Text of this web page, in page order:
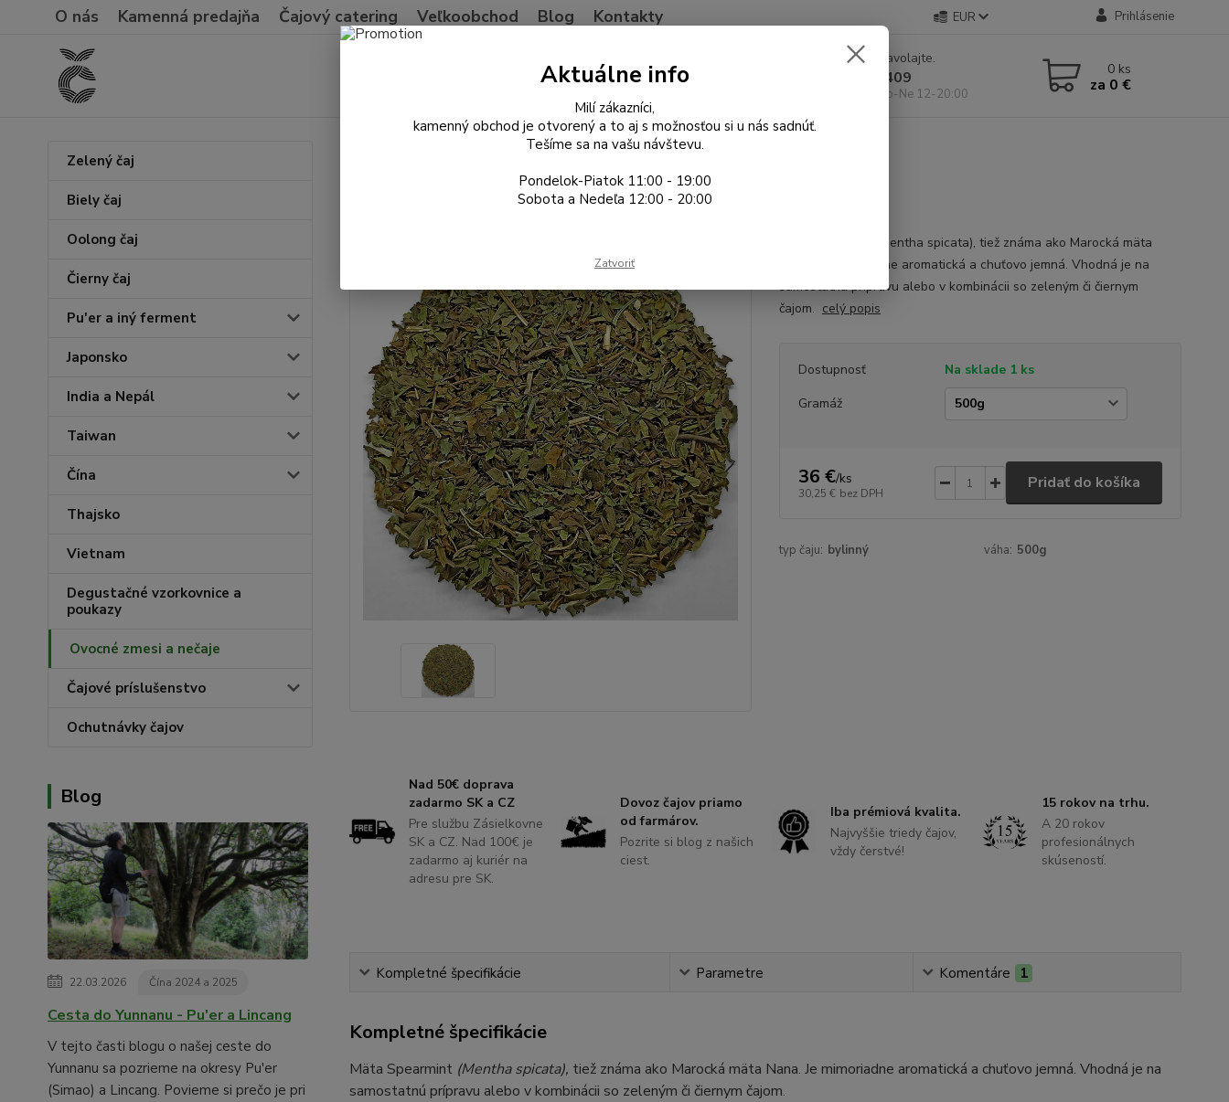
O nás Kamenná predajňa Čajový catering Veľkoobchod Blog Kontakty EUR Prihlásenie
Hľadať
Neviete si rady? Zavolajte.
+421 904 546 409
Po-Pia 11-19:00, So-Ne 12-20:00
0 ks
za 0 €
Zelený čaj
Biely čaj
Oolong čaj
Čierny čaj
Pu'er a iný ferment
Japonsko
India a Nepál
Taiwan
Čína
Thajsko
Vietnam
Degustačné vzorkovnice a
poukazy
Ovocné zmesi a nečaje
Čajové príslušenstvo
Ochutnávky čajov
Blog
22.03.2026 Čína 2024 a 2025
Cesta do Yunnanu - Pu'er a Lincang
V tejto časti blogu o našej ceste do
Yunnanu sa pozrieme na okresy Pu'er
(Simao) a Lincang. Povieme si prečo je pri
Mäta Spearmint
Mäta Spearmint
Mäta Spearmint (Mentha spicata), tiež známa ako Marocká mäta
Nana. Je mimoriadne aromatická a chuťovo jemná. Vhodná je na
samostatnú prípravu alebo v kombinácii so zeleným či čiernym
čajom. celý popis
Dostupnosť
Na sklade 1 ks
Gramáž
36 €/ks
30,25 € bez DPH
Pridať do košíka
typ čaju: bylinný váha: 500g
Nad 50€ doprava
zadarmo SK a CZ
Pre službu Zásielkovne
SK a CZ. Nad 100€ je
zadarmo aj kuriér na
adresu pre SK.
Dovoz čajov priamo
od farmárov.
Pozrite si blog z našich
ciest.
Iba prémiová kvalita.
Najvyššie triedy čajov,
vždy čerstvé!
15 rokov na trhu.
A 20 rokov
profesionálnych
skúseností.
Kompletné špecifikácie Parametre Komentáre 1
Kompletné špecifikácie
Mäta Spearmint (Mentha spicata), tiež známa ako Marocká mäta Nana. Je mimoriadne aromatická a chuťovo jemná. Vhodná je na
samostatnú prípravu alebo v kombinácii so zeleným či čiernym čajom.
Aktuálne info
Milí zákazníci,
kamenný obchod je otvorený a to aj s možnosťou si u nás sadnúť.
Tešíme sa na vašu návštevu.
Pondelok-Piatok 11:00 - 19:00
Sobota a Nedeľa 12:00 - 20:00
Zatvoriť